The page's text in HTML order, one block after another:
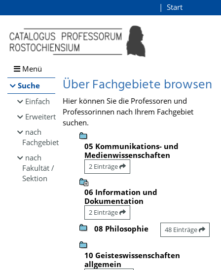
Browsen
direkt zum Inhalt
Start
Menü
Suche
Einfach
Erweitert
nach
Fachgebiet
nach
Fakultät /
Sektion
Über Fachgebiete browsen
Hier können Sie die Professoren und
Professorinnen nach Ihrem Fachgebiet
suchen.
05 Kommunikations- und
Medienwissenschaften
2 Einträge
06 Information und
Dokumentation
2 Einträge
08 Philosophie 48 Einträge
10 Geisteswissenschaften
allgemein